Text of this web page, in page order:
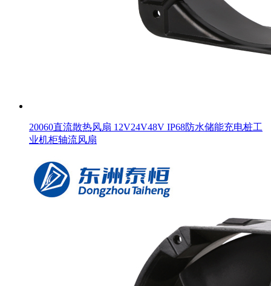
20060直流散热风扇 12V24V48V IP68防水储能充电桩工
业机柜轴流风扇